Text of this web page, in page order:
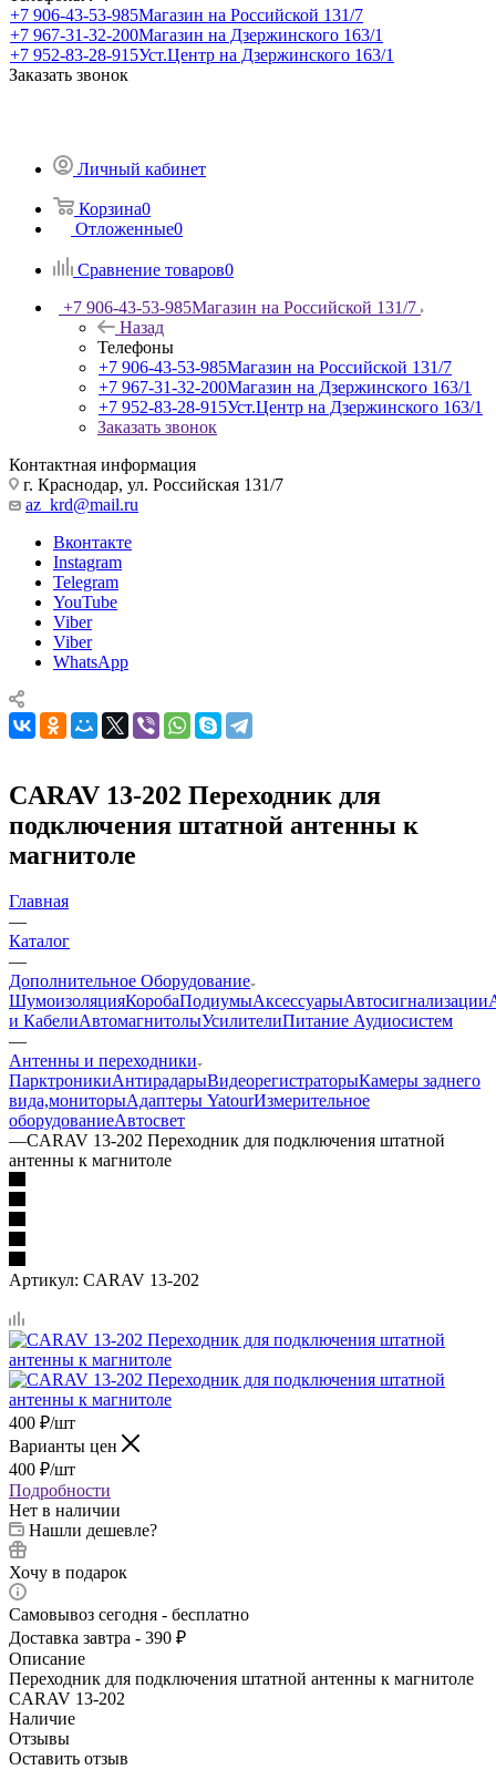
+7 906-43-53-985Магазин на Российской 131/7
+7 967-31-32-200Магазин на Дзержинского 163/1
+7 952-83-28-915Уст.Центр на Дзержинского 163/1
Заказать звонок
Личный кабинет
Корзина0
Отложенные0
Сравнение товаров0
+7 906-43-53-985Магазин на Российской 131/7
Назад
Телефоны
+7 906-43-53-985Магазин на Российской 131/7
+7 967-31-32-200Магазин на Дзержинского 163/1
+7 952-83-28-915Уст.Центр на Дзержинского 163/1
Заказать звонок
Контактная информация
г. Краснодар, ул. Российская 131/7
az_krd@mail.ru
Вконтакте
Instagram
Telegram
YouTube
Viber
Viber
WhatsApp
CARAV 13-202 Переходник для
подключения штатной антенны к
магнитоле
Главная
—
Каталог
—
Дополнительное Оборудование
ШумоизоляцияКоробаПодиумыАксессуарыАвтосигнализации
и КабелиАвтомагнитолыУсилителиПитание Аудиосистем
—
Антенны и переходники
ПарктроникиАнтирадарыВидеорегистраторыКамеры заднего
вида,мониторыАдаптеры YatourИзмерительное
оборудованиеАвтосвет
—CARAV 13-202 Переходник для подключения штатной
антенны к магнитоле
Артикул: CARAV 13-202
400 ₽/шт
Варианты цен
400 ₽/шт
Подробности
Нет в наличии
Нашли дешевле?
Хочу в подарок
Самовывоз сегодня - бесплатно
Доставка завтра - 390 ₽
Описание
Переходник для подключения штатной антенны к магнитоле
CARAV 13-202
Наличие
Отзывы
Оставить отзыв